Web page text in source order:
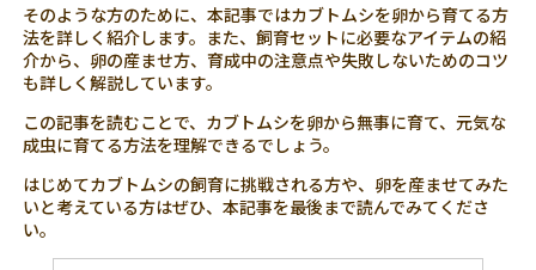
そのような方のために、本記事ではカブトムシを卵から育てる方
法を詳しく紹介します。また、飼育セットに必要なアイテムの紹
介から、卵の産ませ方、育成中の注意点や失敗しないためのコツ
も詳しく解説しています。
この記事を読むことで、カブトムシを卵から無事に育て、元気な
成虫に育てる方法を理解できるでしょう。
はじめてカブトムシの飼育に挑戦される方や、卵を産ませてみた
いと考えている方はぜひ、本記事を最後まで読んでみてくださ
い。